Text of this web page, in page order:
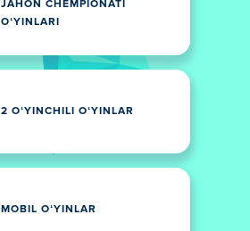
JAHON CHEMPIONATI
OʻYINLARI
2 OʻYINCHILI OʻYINLAR
MOBIL OʻYINLAR